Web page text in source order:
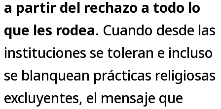
a partir del rechazo a todo lo
que les rodea. Cuando desde las
instituciones se toleran e incluso
se blanquean prácticas religiosas
excluyentes, el mensaje que